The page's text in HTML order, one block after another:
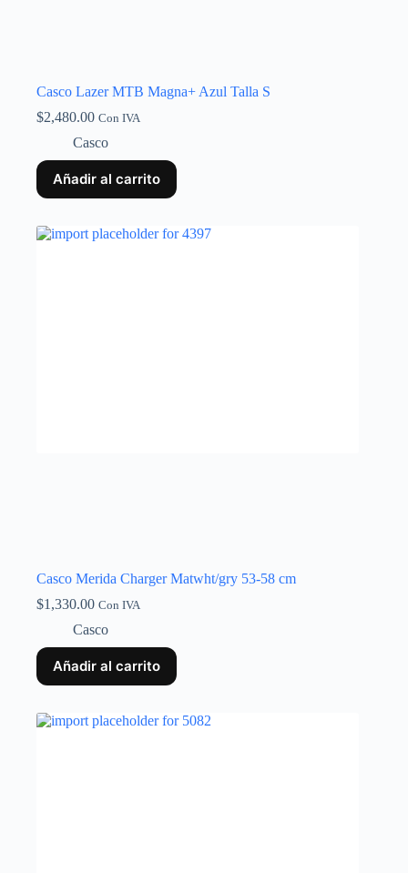
Casco Lazer MTB Magna+ Azul Talla S
$2,480.00 Con IVA
Casco
Añadir al carrito
Casco Merida Charger Matwht/gry 53-58 cm
$1,330.00 Con IVA
Casco
Añadir al carrito